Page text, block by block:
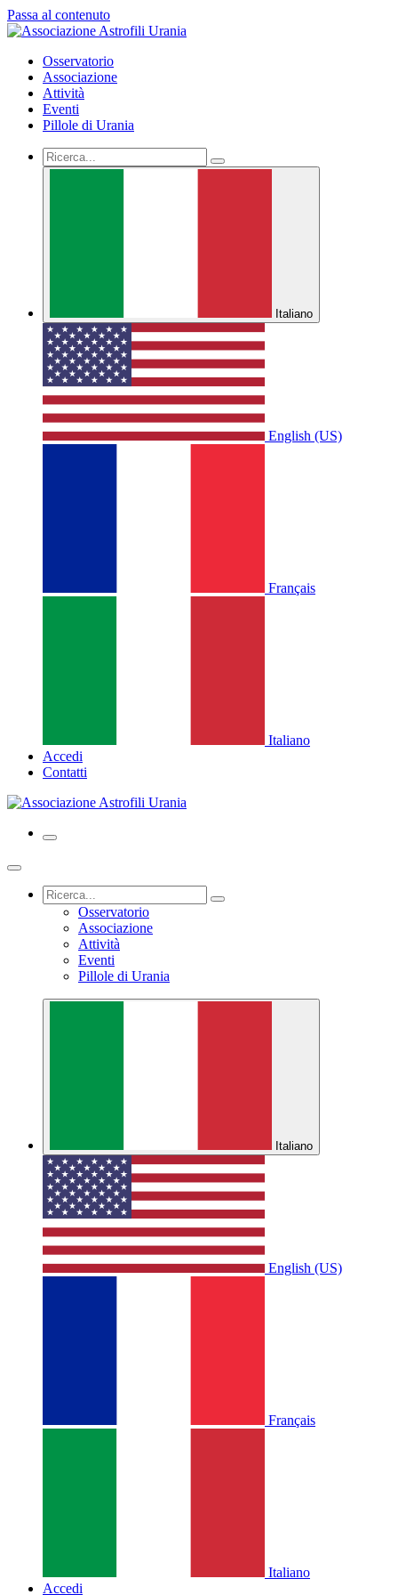
Passa al contenuto
Osservatorio
Associazione
Attività
Eventi
Pillole di Urania
Italiano
English (US)
Français
Italiano
Accedi
Contatti
Osservatorio
Associazione
Attività
Eventi
Pillole di Urania
Italiano
English (US)
Français
Italiano
Accedi